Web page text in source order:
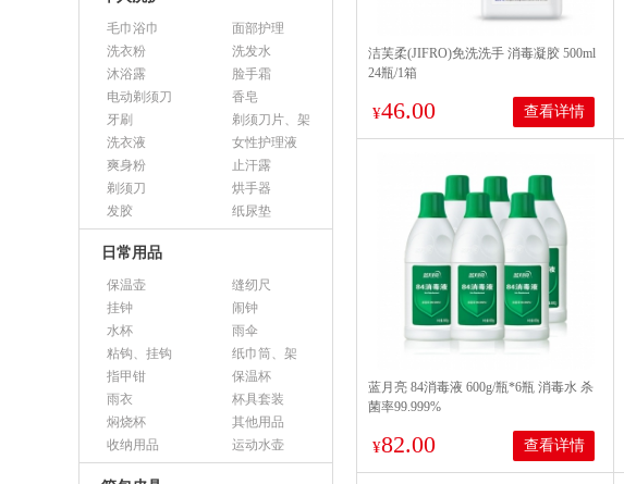
毛巾浴巾
面部护理
洗衣粉
洗发水
沐浴露
脸手霜
电动剃须刀
香皂
牙刷
剃须刀片、架
洗衣液
女性护理液
爽身粉
止汗露
剃须刀
烘手器
发胶
纸尿垫
日常用品
保温壶
缝纫尺
挂钟
闹钟
水杯
雨伞
粘钩、挂钩
纸巾筒、架
指甲钳
保温杯
雨衣
杯具套装
焖烧杯
其他用品
收纳用品
运动水壶
洁芙柔(JIFRO)免洗洗手 消毒凝胶 500ml
24瓶/1箱
¥46.00 查看详情
蓝月亮 84消毒液 600g/瓶*6瓶 消毒水 杀
菌率99.999%
¥82.00 查看详情